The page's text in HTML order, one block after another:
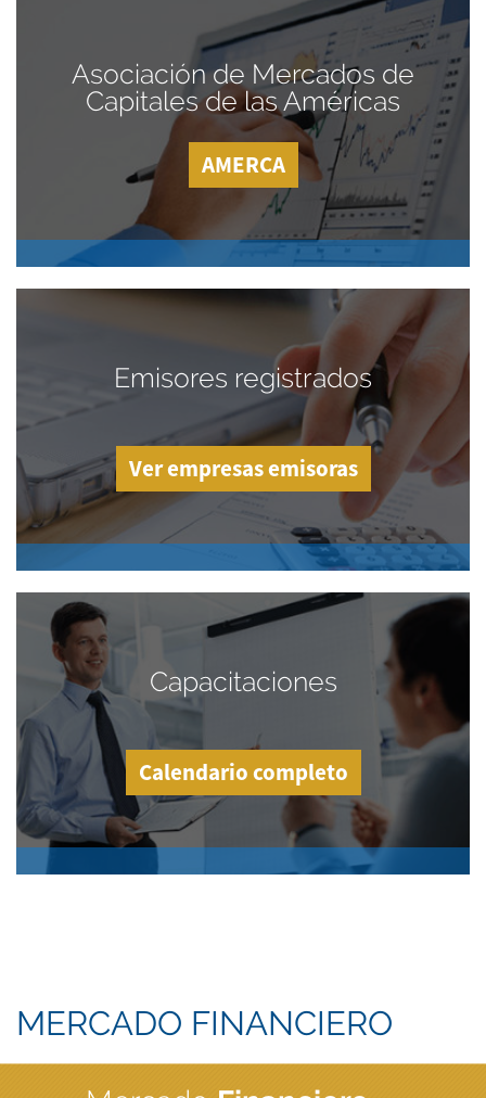
Asociación de Mercados de
Capitales de las Américas
AMERCA
Emisores registrados
Ver empresas emisoras
Capacitaciones
Calendario completo
MERCADO FINANCIERO